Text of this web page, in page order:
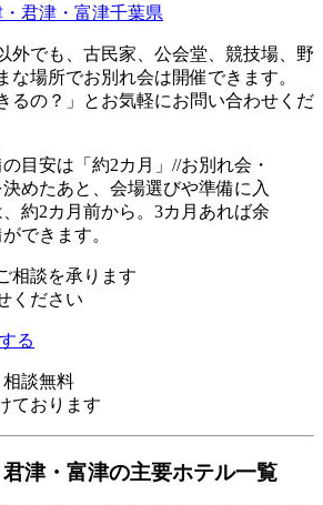
君津・富津千葉県
外でも、古民家、公会堂、競技場、野
な場所でお別れ会は開催できます。
るの？」とお気軽にお問い合わせくだ
相談を承ります
ください
る
相談無料
ております
津・富津の主要ホテル一覧